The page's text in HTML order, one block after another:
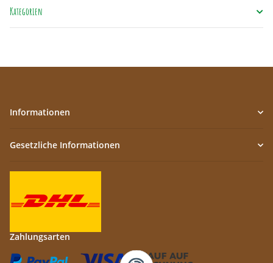
Kategorien
Informationen
Gesetzliche Informationen
Zahlungsarten